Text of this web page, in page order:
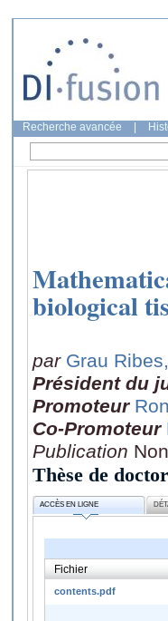
Recherche avancée
biological
par Grau
Président du
Promoteur
Co-Promoteur
Publication
Thèse de
ACCÈS EN LIGNE
Fichier
contents.pdf